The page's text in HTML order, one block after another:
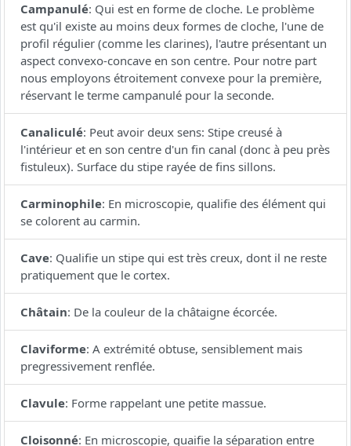
Campanulé: Qui est en forme de cloche. Le problème
est qu'il existe au moins deux formes de cloche, l'une de
profil régulier (comme les clarines), l'autre présentant un
aspect convexo-concave en son centre. Pour notre part
nous employons étroitement convexe pour la première,
réservant le terme campanulé pour la seconde.
Canaliculé: Peut avoir deux sens: Stipe creusé à
l'intérieur et en son centre d'un fin canal (donc à peu près
fistuleux). Surface du stipe rayée de fins sillons.
Carminophile: En microscopie, qualifie des élément qui
se colorent au carmin.
Cave: Qualifie un stipe qui est très creux, dont il ne reste
pratiquement que le cortex.
Châtain: De la couleur de la châtaigne écorcée.
Claviforme: A extrémité obtuse, sensiblement mais
pregressivement renflée.
Clavule: Forme rappelant une petite massue.
Cloisonné: En microscopie, quaifie la séparation entre